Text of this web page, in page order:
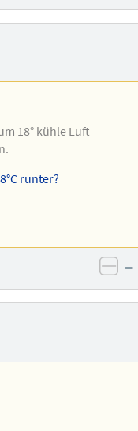
18° kühle Luft
runter?
–